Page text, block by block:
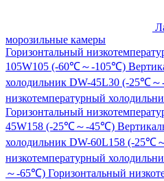
морозильные камеры
Горизонтальный
105W105 (-60℃～-105℃)
холодильник DW-45L30 (-25℃
низкотемпературный
Горизонтальный
45W158 (-25℃～-45℃)
холодильник DW-60L158 (-25℃
низкотемпературный
～-65℃) Горизонтальный